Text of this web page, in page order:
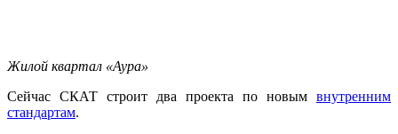
Жилой квартал «Аура»
Сейчас СКАТ строит два проекта по новым внутренним
стандартам.